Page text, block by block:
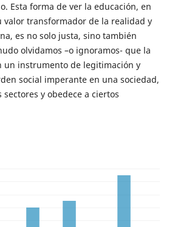
Esta forma de ver la educación, en
valor transformador de la realidad y
es no solo justa, sino también
olvidamos –o ignoramos- que la
un instrumento de legitimación y
social imperante en una sociedad,
y obedece a ciertos